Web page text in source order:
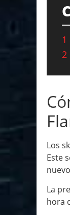
1
2
Los
Este
La
hora